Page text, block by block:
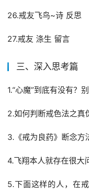
26.戒友飞鸟~诗 反思
27.戒友 涤生 留言
三、深入思考篇
1.“心魔”到底有没有？
2.如何判断戒色法之真
3.《戒为良药》断念方
4.飞翔本人就存在很大
5.下面这样的人，在